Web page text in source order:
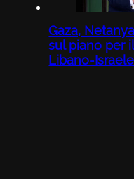
Gaza,
sul piano per
Libano-